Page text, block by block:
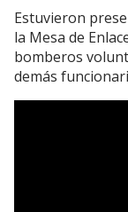
Estuvieron
la Mesa de
bomberos
demás